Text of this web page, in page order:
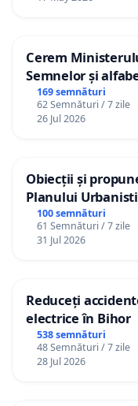
Cerem
Semnelor și
Republica Moldova!
169 semnături
62 Semnături / 7 zile
26 Jul 2026
Obiecții și
Planului
100 semnături
61 Semnături / 7 zile
31 Jul 2026
Reduceți
electrice în Bihor
538 semnături
48 Semnături / 7 zile
28 Jul 2026